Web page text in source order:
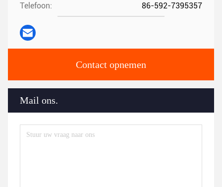
Telefoon: 86-592-7395357
Contact opnemen
Mail ons.